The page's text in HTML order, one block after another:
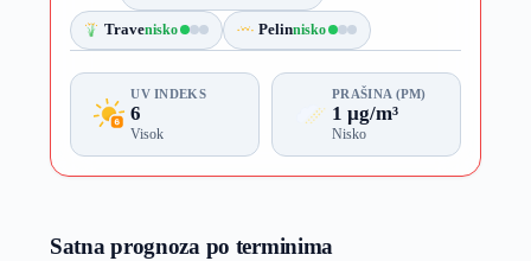
Travenisko Pelinnisko
UV INDEKS
6
Visok
PRAŠINA (PM)
1 µg/m³
Nisko
Satna prognoza po terminima